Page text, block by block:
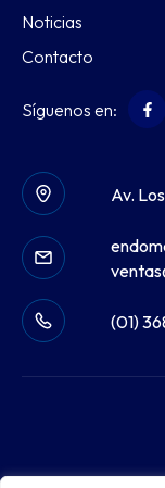
Noticias
Contacto
Av.
(01)
Síguenos en: